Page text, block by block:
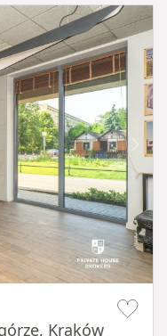
Kraków